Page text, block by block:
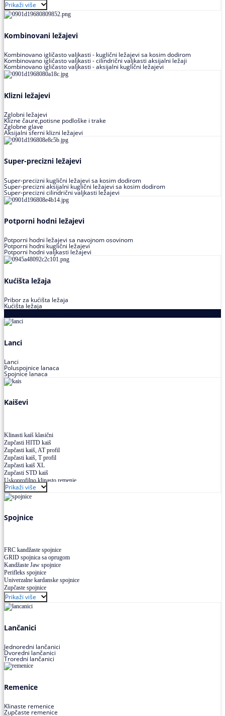
Prikaži više
Kombinovani ležajevi
Kombinovano igličasto valjkasti - kuglični ležajevi sa kosim dodirom
Kombinovano igličasto valjkasti - cilindrični valjkasti aksijalni ležaji
Kombinovano igličasto valjkasti - aksijalni kuglični ležajevi
Klizni ležajevi
Zglobni ležajevi
Klizne čaure,potisne podloške i trake
Zglobne glave
Aksijalni sferni klizni ležajevi
Super-precizni ležajevi
Super-precizni kuglični ležajevi sa kosim dodirom
Super-precizni aksijalni kuglični ležajevi sa kosim dodirom
Super-precizni cilindrični valjkasti ležajevi
Potporni hodni ležajevi
Potporni hodni ležajevi sa navojnom osovinom
Potporni hodni kuglični ležajevi
Potporni hodni valjkasti ležajevi
Kućišta ležaja
Pribor za kućišta ležaja
Kućišta ležaja
Lanci
Lanci
Poluspojnice lanaca
Spojnice lanaca
Kaiševi
Klinasti kaiš klasični
Zupčasti HITD kaiš
Zupčasti kaiš, AT profil
Zupčasti kaiš, T profil
Zupčasti kaiš XL
Zupčasti STD kaiš
Uskoprofilno klinasto remenje
Uskoprofilno klinasto remenje spojeno
Uskoprofilno klinasto remenje XP extra power
Višekanalno remenje PJ,PK
Prikaži više
Spojnice
FRC kandžaste spojnice
GRID spojnica sa oprugom
Kandžaste Jaw spojnice
Perifleks spojnice
Univerzalne kardanske spojnice
Zupčaste spojnice
Prikaži više
Lančanici
Jednoredni lančanici
Dvoredni lančanici
Troredni lančanici
Remenice
Klinaste remenice
Zupčaste remenice